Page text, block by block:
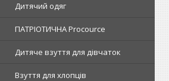
Дитячий одяг
ПАТРІОТИЧНА Procource
Дитяче взуття для дівчаток
Взуття для хлопців